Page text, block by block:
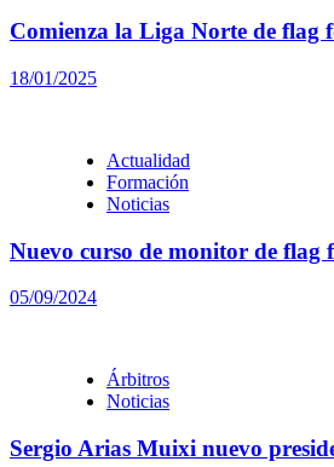
Comienza la Liga Norte de flag
18/01/2025
Actualidad
Formación
Noticias
Nuevo curso de monitor de flag
05/09/2024
Árbitros
Noticias
Sergio Arias Muixi nuevo